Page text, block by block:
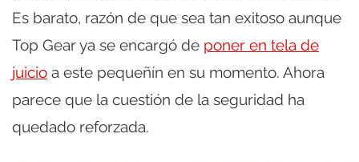
Es barato, razón de que sea tan exitoso aunque
Top Gear ya se encargó de poner en tela de
juicio a este pequeñín en su momento. Ahora
parece que la cuestión de la seguridad ha
quedado reforzada.